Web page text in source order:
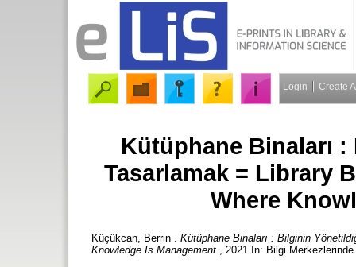
Login Create
Kütüphane Binaları
Tasarlamak = Library
Where
Küçükcan, Berrin
Kütüphane Binaları : Bilginin
Knowledge Is Management.
, 2021 In: Bilgi